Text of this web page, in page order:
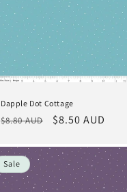
Dapple Dot Cottage
Normaler
$8.80 AUD Verkaufspreis
$8.50 AUD
Sale